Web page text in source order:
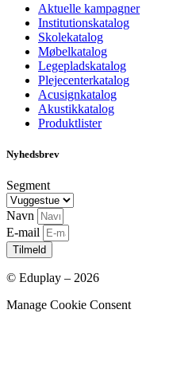
Aktuelle kampagner
Institutionskatalog
Skolekatalog
Møbelkatalog
Legepladskatalog
Plejecenterkatalog
Acusignkatalog
Akustikkatalog
Produktlister
Nyhedsbrev
Segment
Navn
E-mail
Tilmeld
© Eduplay – 2026
Manage Cookie Consent